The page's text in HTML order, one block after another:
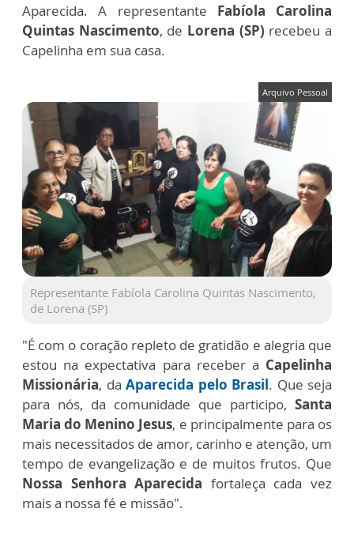
Aparecida. A representante Fabíola Carolina
Quintas Nascimento, de Lorena (SP) recebeu a
Capelinha em sua casa.
Arquivo Pessoal
Representante Fabíola Carolina Quintas Nascimento,
de Lorena (SP)
"É com o coração repleto de gratidão e alegria que
estou na expectativa para receber a Capelinha
Missionária, da Aparecida pelo Brasil. Que seja
para nós, da comunidade que participo, Santa
Maria do Menino Jesus, e principalmente para os
mais necessitados de amor, carinho e atenção, um
tempo de evangelização e de muitos frutos. Que
Nossa Senhora Aparecida fortaleça cada vez
mais a nossa fé e missão".